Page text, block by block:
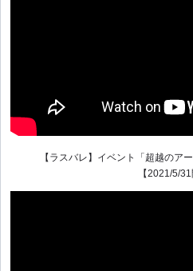
【ラスバレ】イベント「超越のア
【2021/5/31